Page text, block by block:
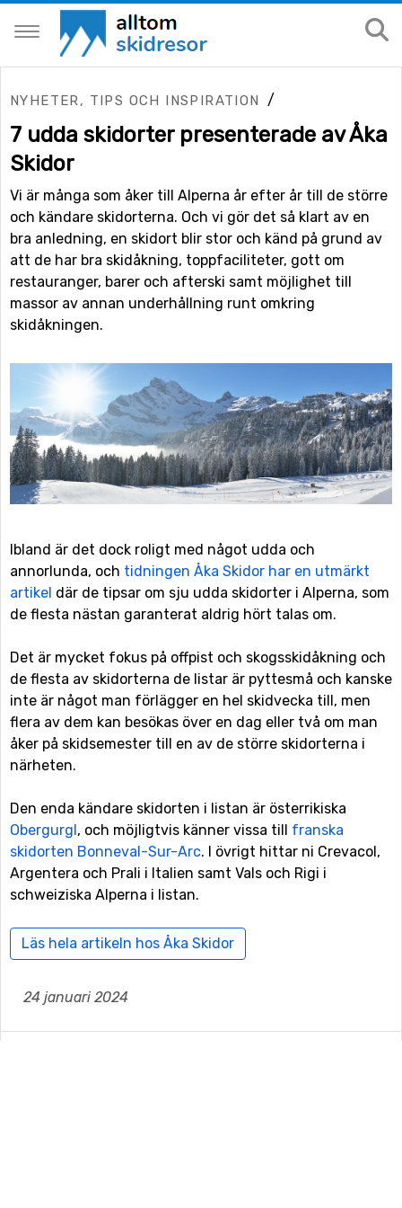
NYHETER, TIPS OCH INSPIRATION /
7 udda skidorter presenterade av Åka
Skidor
Vi är många som åker till Alperna år efter år till de större
och kändare skidorterna. Och vi gör det så klart av en
bra anledning, en skidort blir stor och känd på grund av
att de har bra skidåkning, toppfaciliteter, gott om
restauranger, barer och afterski samt möjlighet till
massor av annan underhållning runt omkring
skidåkningen.
Ibland är det dock roligt med något udda och
annorlunda, och tidningen Åka Skidor har en utmärkt
artikel där de tipsar om sju udda skidorter i Alperna, som
de flesta nästan garanterat aldrig hört talas om.
Det är mycket fokus på offpist och skogsskidåkning och
de flesta av skidorterna de listar är pyttesmå och kanske
inte är något man förlägger en hel skidvecka till, men
flera av dem kan besökas över en dag eller två om man
åker på skidsemester till en av de större skidorterna i
närheten.
Den enda kändare skidorten i listan är österrikiska
Obergurgl, och möjligtvis känner vissa till franska
skidorten Bonneval-Sur-Arc. I övrigt hittar ni Crevacol,
Argentera och Prali i Italien samt Vals och Rigi i
schweiziska Alperna i listan.
Läs hela artikeln hos Åka Skidor
24 januari 2024